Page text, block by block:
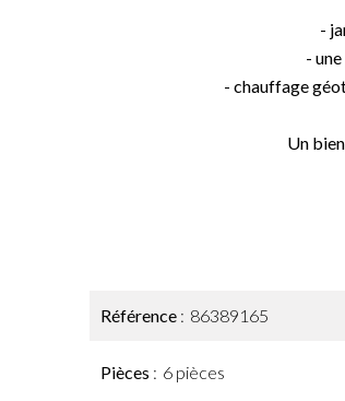
-
-
- chauffage
Un
Référence 86389165
Pièces 6 pièces